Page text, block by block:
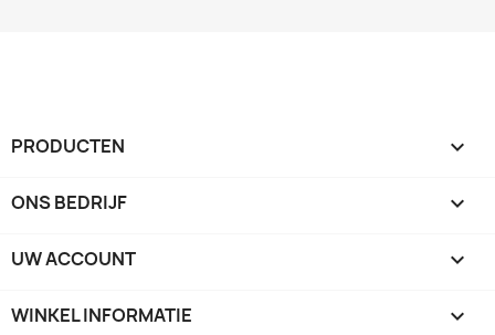
PRODUCTEN 
ONS BEDRIJF 
UW ACCOUNT 
WINKEL INFORMATIE keyboard_arrow_down